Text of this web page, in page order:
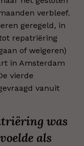
verbleef.
geregeld, in
repatriëring
of weigeren)
in Amsterdam
vierde
vanuit
was
als